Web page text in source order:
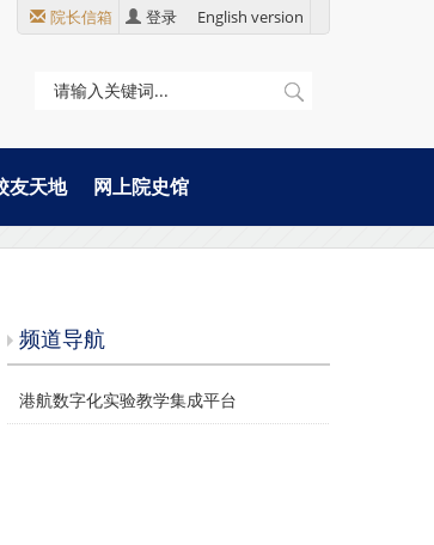
院长信箱 登录 English version
友天地 网上院史馆
频道导航
港航数字化实验教学集成平台